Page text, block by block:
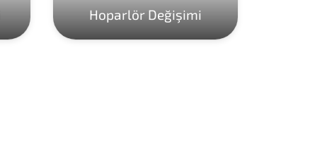
Hoparlör Değişimi